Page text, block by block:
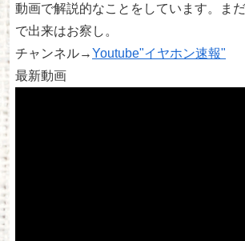
動画で解説的なことをしています。ま
で出来はお察し。
チャンネル→Youtube"イヤホン速報"
最新動画